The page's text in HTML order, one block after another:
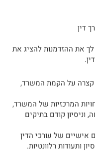
דין
את ההזדמנות להציג את
קצרה על הקמת המשרד,
המרכזיות של המשרד,
קודם בתיקים
אישיים של עורכי הדין
ותעודות רלוונטיות.